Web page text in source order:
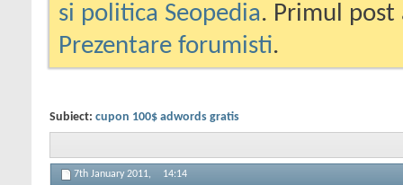
si politica Seopedia. Primul
Prezentare forumisti.
Subiect: cupon 100$ adwords gratis
7th January 2011, 14:14